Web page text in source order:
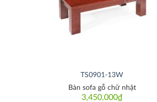
TS0901-13W
3,450,000₫
Bàn sofa gỗ chữ nhật